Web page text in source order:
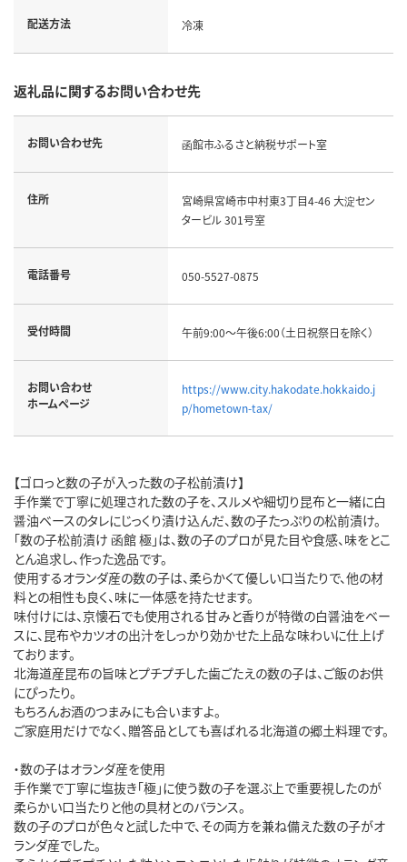
配送方法 冷凍
返礼品に関するお問い合わせ先
お問い合わせ先 函館市ふるさと納税サポート室
住所
宮崎県宮崎市中村東3丁目4-46 大淀セン
タービル 301号室
電話番号 050-5527-0875
受付時間 午前9:00～午後6:00（土日祝祭日を除く）
お問い合わせ
ホームページ
https://www.city.hakodate.hokkaido.j
p/hometown-tax/
【ゴロっと数の子が入った数の子松前漬け】
手作業で丁寧に処理された数の子を、スルメや細切り昆布と一緒に白
醤油ベースのタレにじっくり漬け込んだ、数の子たっぷりの松前漬け。
「数の子松前漬け 函館 極」は、数の子のプロが見た目や食感、味をとこ
とん追求し、作った逸品です。
使用するオランダ産の数の子は、柔らかくて優しい口当たりで、他の材
料との相性も良く、味に一体感を持たせます。
味付けには、京懐石でも使用される甘みと香りが特徴の白醤油をベー
スに、昆布やカツオの出汁をしっかり効かせた上品な味わいに仕上げ
ております。
北海道産昆布の旨味とプチプチした歯ごたえの数の子は、ご飯のお供
にぴったり。
もちろんお酒のつまみにも合いますよ。
ご家庭用だけでなく、贈答品としても喜ばれる北海道の郷土料理です。
・数の子はオランダ産を使用
手作業で丁寧に塩抜き「極」に使う数の子を選ぶ上で重要視したのが
柔らかい口当たりと他の具材とのバランス。
数の子のプロが色々と試した中で、その両方を兼ね備えた数の子がオ
ランダ産でした。